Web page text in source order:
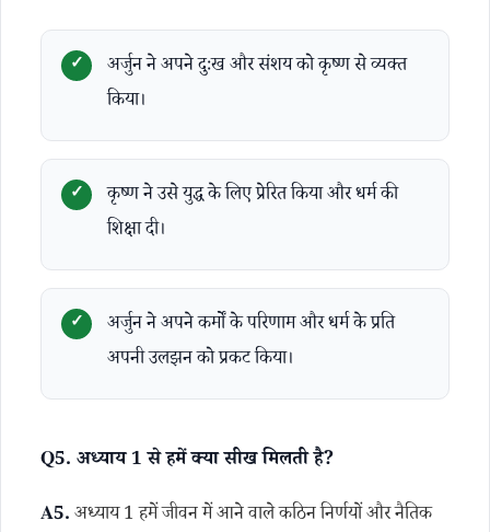
अर्जुन ने अपने दुःख और संशय को कृष्ण से व्यक्त
किया।
कृष्ण ने उसे युद्ध के लिए प्रेरित किया और धर्म की
शिक्षा दी।
अर्जुन ने अपने कर्मों के परिणाम और धर्म के प्रति
अपनी उलझन को प्रकट किया।
Q5. अध्याय 1 से हमें क्या सीख मिलती है?
A5.अध्याय 1 हमें जीवन में आने वाले कठिन निर्णयों और नैतिक